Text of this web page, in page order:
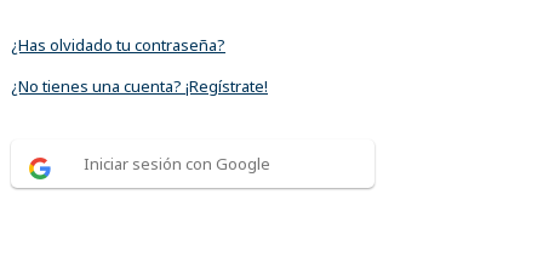
¿Has olvidado tu contraseña?
¿No tienes una cuenta? ¡Regístrate!
Iniciar sesión con Google